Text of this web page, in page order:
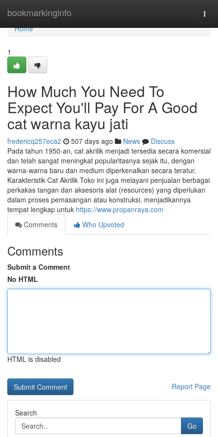
bookmarkinginfo
Home
Home
1
How Much You Need To
Expect You'll Pay For A Good
cat warna kayu jati
fredericq257eca2 507 days ago News
Discuss
Pada tahun 1950-an, cat akrilik menjadi tersedia secara komersial
dan telah sangat meningkat popularitasnya sejak itu, dengan
warna-warna baru dan medium diperkenalkan secara teratur.
Karakteristik Cat Akrilik Toko ini juga melayani penjualan berbagai
perkakas tangan dan aksesoris alat (resources) yang diperlukan
dalam proses pemasangan atau konstruksi, menjadikannya
tempat lengkap untuk https://www.propanraya.com
Comments
Who Upvoted
Comments
Submit a Comment
No HTML
HTML is disabled
Report Page
Search
Go